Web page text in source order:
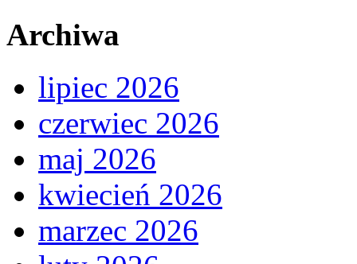
Archiwa
lipiec 2026
czerwiec 2026
maj 2026
kwiecień 2026
marzec 2026